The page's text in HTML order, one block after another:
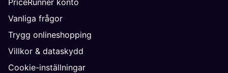
PriceRunner konto
Vanliga frågor
Trygg onlineshopping
Villkor & dataskydd
Cookie-inställningar